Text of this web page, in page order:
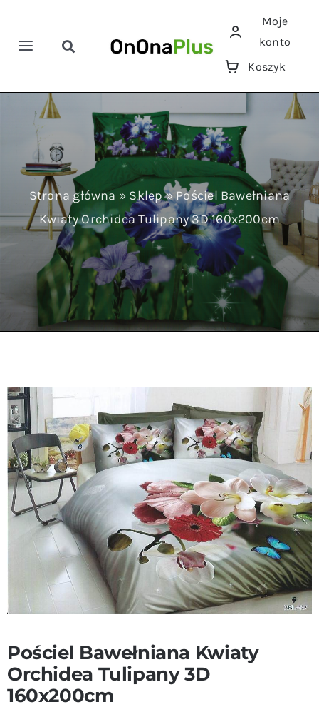
zawartości
Toggle
Pościele
Ręczniki
Koce
Prześcieradła
Toggle
Moje
konto
Koszyk
Strona główna » Sklep»Pościel Bawełniana
Kwiaty Orchidea Tulipany 3D 160x200cm
Pościel Bawełniana Kwiaty
Orchidea Tulipany 3D
160x200cm